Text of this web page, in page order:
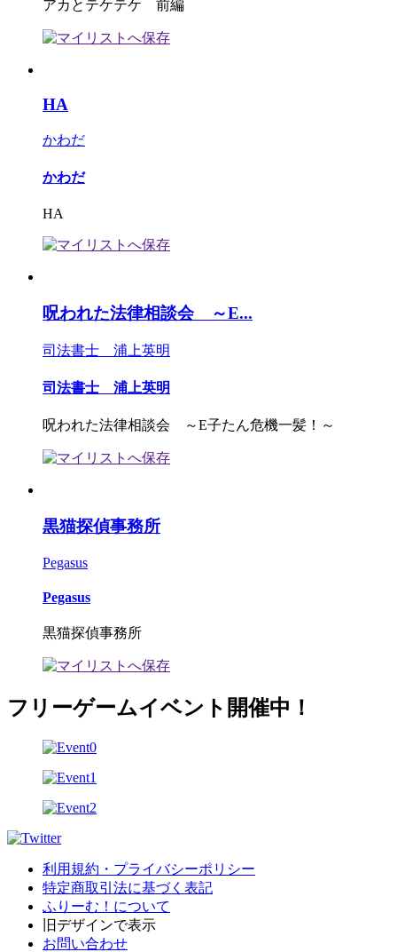
アカとテケテケ 前編
HA
かわだ
かわだ
HA
呪われた法律相談会 ～E...
司法書士 浦上英明
司法書士 浦上英明
呪われた法律相談会 ～E子たん危機一髪！～
黒猫探偵事務所
Pegasus
Pegasus
黒猫探偵事務所
フリーゲームイベント開催中！
利用規約・プライバシーポリシー
特定商取引法に基づく表記
ふりーむ！について
旧デザインで表示
お問い合わせ